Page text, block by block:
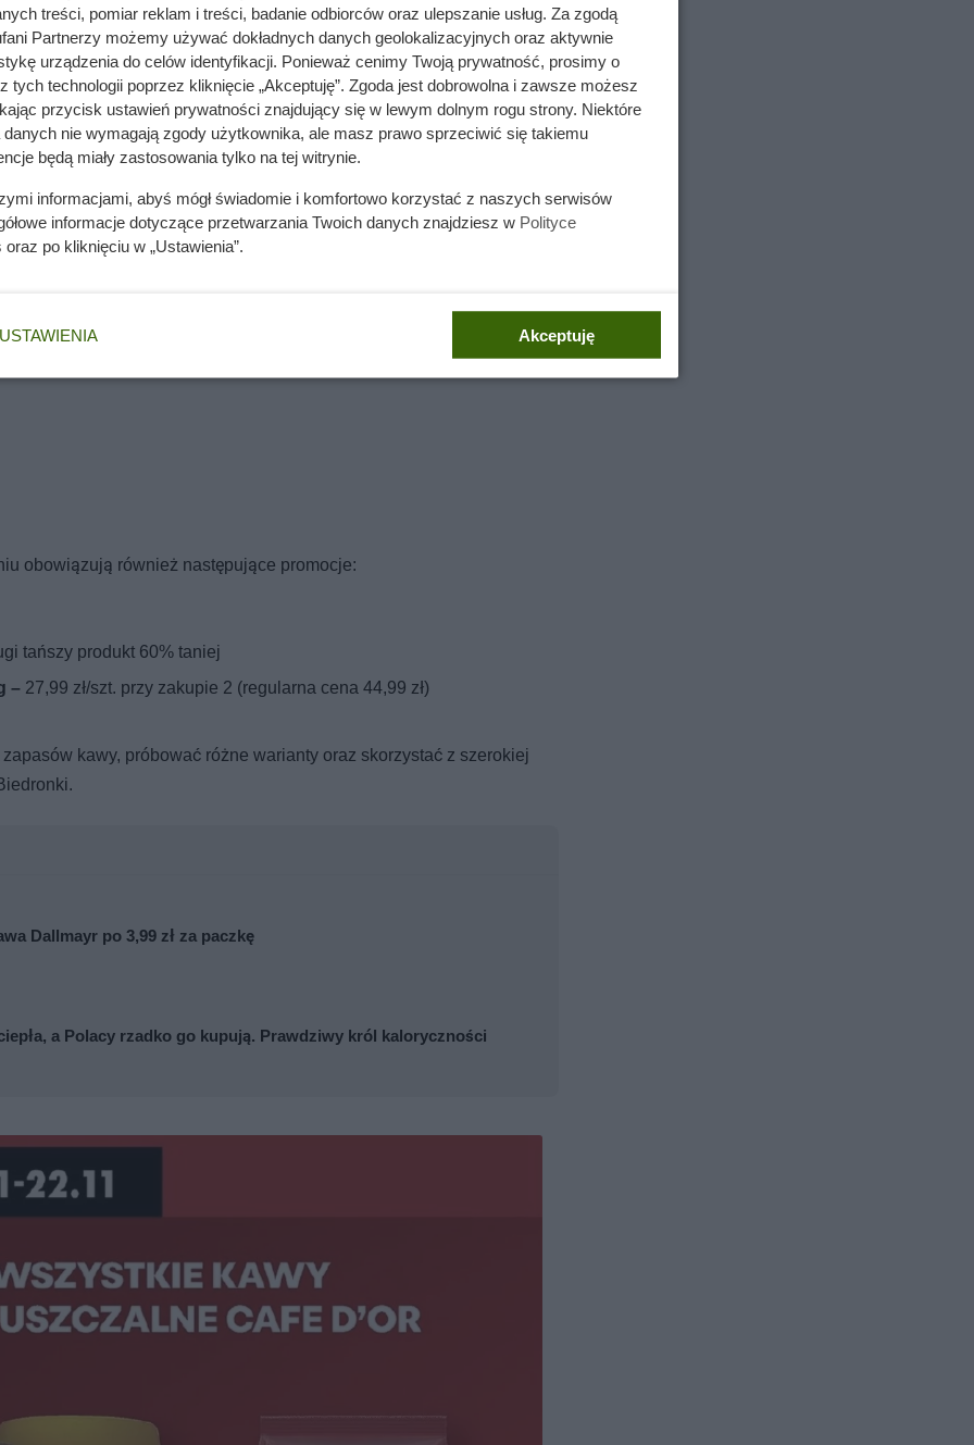
wchodzi do domów. Polacy nie wiedzą, jak reagować
oszczędzaj!
promocję na kawy, w której szczególnie wyróżnia się propozycja
opcje włączono do akcji „drugi, tańszy produkt –50%”
W ofercie znajdują się m.in.:
obowiązują również następujące promocje:
tańszy produkt 60% taniej
– 27,99 zł/szt. przy zakupie 2 (regularna cena 44,99 zł)
kawy, próbować różne warianty oraz skorzystać z szerokiej
Dallmayr po 3,99 zł za paczkę
a Polacy rzadko go kupują. Prawdziwy król kaloryczności
treści, pomiar reklam i treści, badanie odbiorców oraz ulepszanie usług. Za zgodą
Partnerzy możemy używać dokładnych danych geolokalizacyjnych oraz aktywnie
urządzenia do celów identyfikacji. Ponieważ cenimy Twoją prywatność, prosimy o
tych technologii poprzez kliknięcie „Akceptuję”. Zgoda jest dobrowolna i zawsze możesz
przycisk ustawień prywatności znajdujący się w lewym dolnym rogu strony. Niektóre
danych nie wymagają zgody użytkownika, ale masz prawo sprzeciwić się takiemu
będą miały zastosowania tylko na tej witrynie.
informacjami, abyś mógł świadomie i komfortowo korzystać z naszych serwisów
informacje dotyczące przetwarzania Twoich danych znajdziesz w Polityce
oraz po kliknięciu w „Ustawienia”.
USTAWIENIA Akceptuję